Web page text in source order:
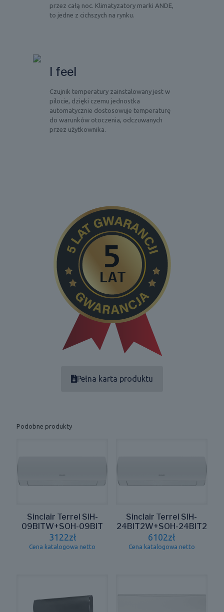
przez całą noc. Klimatyzatory marki ANDE,
to jedne z cichszych na rynku.
I feel
Czujnik temperatury zainstalowany jest w
pilocie, dzięki czemu jednostka
automatycznie dostosowuje temperaturę
do warunków otoczenia, odczuwanych
przez użytkownika.
Pełna karta produktu
Podobne produkty
Sinclair Terrel SIH-
09BITW+SOH-09BIT
3122zł
Cena katalogowa netto
Sinclair Terrel SIH-
24BIT2W+SOH-24BIT2
6102zł
Cena katalogowa netto